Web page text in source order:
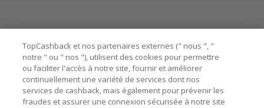
Besoin d'aide ?
Astuces pour économiser
A propos de
TopCashback et nos partenaires externes (" nous ", "
notre " ou " nos "), utilisent des cookies pour permettre
ou faciliter l'accès à notre site, fournir et améliorer
continuellement une variété de services dont nos
services de cashback, mais également pour prévenir les
fraudes et assurer une connexion sécurisée à notre site